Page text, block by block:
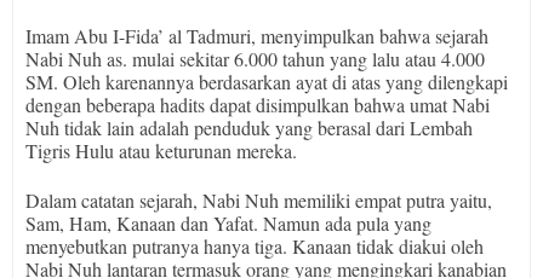
Imam Abu I-Fida’ al Tadmuri, menyimpulkan bahwa sejarah
Nabi Nuh as. mulai sekitar 6.000 tahun yang lalu atau 4.000
SM. Oleh karenannya berdasarkan ayat di atas yang dilengkapi
dengan beberapa hadits dapat disimpulkan bahwa umat Nabi
Nuh tidak lain adalah penduduk yang berasal dari Lembah
Tigris Hulu atau keturunan mereka.
Dalam catatan sejarah, Nabi Nuh memiliki empat putra yaitu,
Sam, Ham, Kanaan dan Yafat. Namun ada pula yang
menyebutkan putranya hanya tiga. Kanaan tidak diakui oleh
Nabi Nuh lantaran termasuk orang yang mengingkari kanabian